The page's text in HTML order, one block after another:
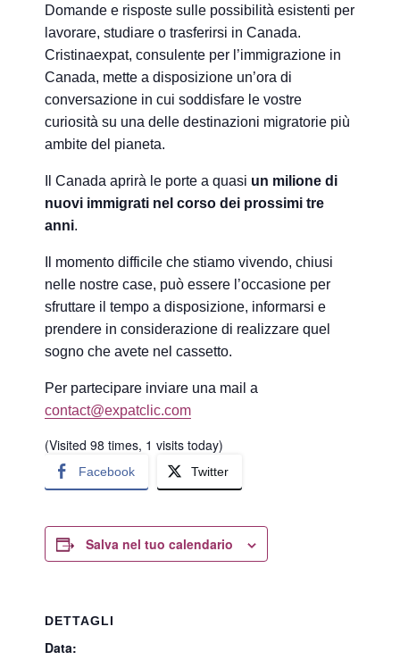
Domande e risposte sulle possibilità esistenti per
lavorare, studiare o trasferirsi in Canada.
Cristinaexpat, consulente per l’immigrazione in
Canada, mette a disposizione un’ora di
conversazione in cui soddisfare le vostre
curiosità su una delle destinazioni migratorie più
ambite del pianeta.
Il Canada aprirà le porte a quasi un milione di
nuovi immigrati nel corso dei prossimi tre
anni.
Il momento difficile che stiamo vivendo, chiusi
nelle nostre case, può essere l’occasione per
sfruttare il tempo a disposizione, informarsi e
prendere in considerazione di realizzare quel
sogno che avete nel cassetto.
Per partecipare inviare una mail a
contact@expatclic.com
(Visited 98 times, 1 visits today)
Facebook Twitter
Salva nel tuo calendario
DETTAGLI
Data: